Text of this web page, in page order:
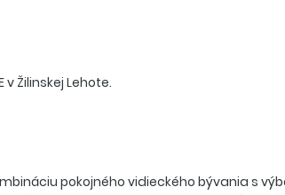
Žilinskej Lehote.
pokojného vidieckého bývania s